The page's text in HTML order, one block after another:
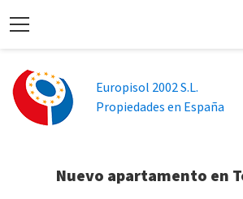
Europisol 2002 S.L.
Propiedades en España
Nuevo apartamento en